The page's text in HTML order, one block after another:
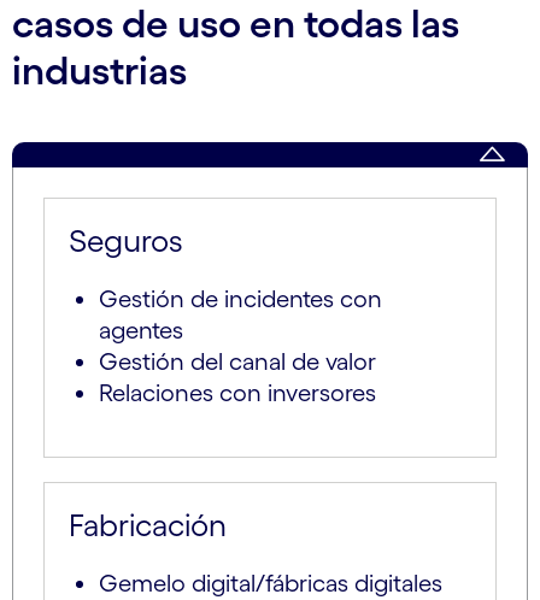
casos de uso en todas las
industrias
Seguros
Gestión de incidentes con
agentes
Gestión del canal de valor
Relaciones con inversores
Fabricación
Gemelo digital/fábricas digitales